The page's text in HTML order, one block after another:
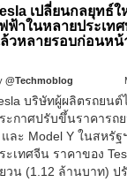
เปลี่ยนกลยุทธ์
ฟ้าในหลายประเท
วหลายรอบก่อนหน้
@Techmoblog
บริษัทผู้ผลิตรถยน
ะกาศปรับขึ้นราคารถ
และ Model Y ในสห
ะเทศจีน ราคาของ
วน (1.12 ล้านบาท) ป